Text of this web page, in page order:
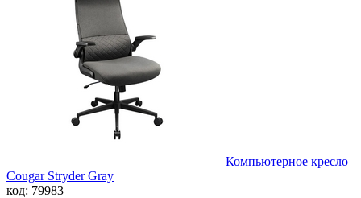
Компьютерное кресло
Cougar Stryder Gray
код: 79983